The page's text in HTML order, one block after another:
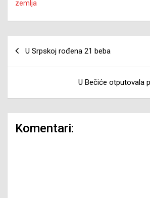
zemlja
članaka
U Srpskoj rođena 21 beba
U Bečiće otputovala
Komentari: